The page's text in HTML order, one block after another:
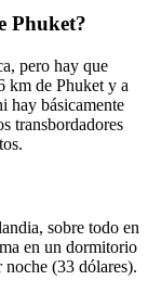
Phuket?
pero hay que
km de Phuket y a
hay básicamente
transbordadores
sobre todo en
en un dormitorio
noche (33 dólares).